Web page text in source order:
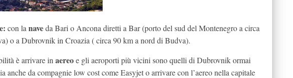
con la naveda Bari o Ancona diretti a Bar (porto del sud del Montenegro a circa
o a Dubrovnik in Croazia ( circa 90 km a nord di Budva).
è arrivare in aereoe gli aeroporti più vicini sono quelli di Dubrovnik ormai
anche da compagnie low cost come Easyjet o arrivare con l’aereo nella capitale